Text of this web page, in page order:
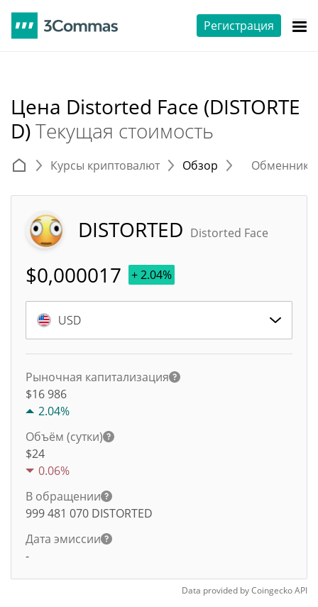
Регистрация
Цена Distorted Face (DISTORTE
D)Текущая стоимость
Курсы криптовалют Обзор
DISTORTED Distorted Face
$0,000017 + 2.04%
USD
Рыночная капитализация
$16 986
2.04%
Объём (сутки)
$24
0.06%
В обращении
999 481 070 DISTORTED
Дата эмиссии
-
Data provided byCoingeckoAPI